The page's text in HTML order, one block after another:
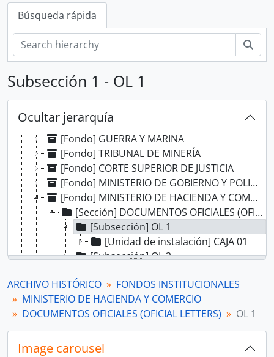
Búsqueda rápida
Subsección 1 - OL 1
Ocultar jerarquía
[Record group] ARCHIVO HISTÓRICO
[Agrupación documental] FONDOS INSTITUCIONALES
[Fondo] REAL AUDIENCIA DE LIMA
[Fondo] RENTA DE CORREOS
[Fondo] GUERRA Y MARINA
[Fondo] TRIBUNAL DE MINERÍA
[Fondo] CORTE SUPERIOR DE JUSTICIA
[Fondo] MINISTERIO DE GOBIERNO Y POLICÍA
[Fondo] MINISTERIO DE HACIENDA Y COMERCIO
[Sección] DOCUMENTOS OFICIALES (OFICIAL LETTERS)
[Subsección] OL 1
[Unidad de instalación] CAJA 01
[Subsección] OL 2
[Subsección] OL 4
[Subsección] OL 5
[Subsección] OL 6
[Subsección] OL 7
[Subsección] OL 8
ARCHIVO HISTÓRICO
FONDOS INSTITUCIONALES
MINISTERIO DE HACIENDA Y COMERCIO
DOCUMENTOS OFICIALES (OFICIAL LETTERS)
OL 1
Image carousel